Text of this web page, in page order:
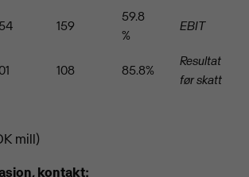
159
59.8
%
EBIT
108 85.8%
Resultat
før skatt
mill)
kontakt: